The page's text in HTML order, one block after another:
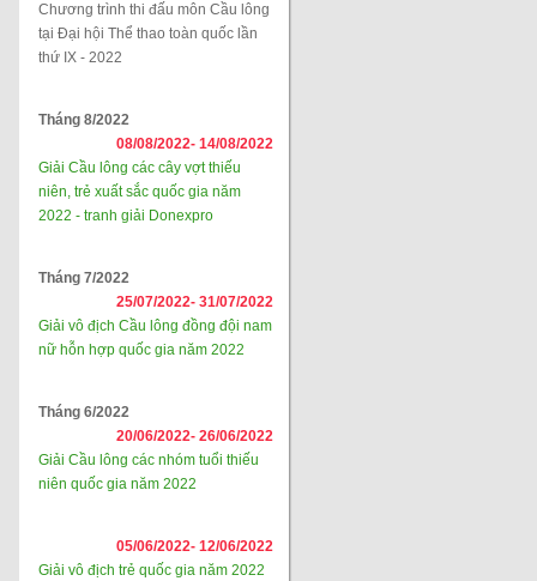
Chương trình thi đấu môn Cầu lông
tại Đại hội Thể thao toàn quốc lần
thứ IX - 2022
Tháng 8/2022
08/08/2022- 14/08/2022
Giải Cầu lông các cây vợt thiếu
niên, trẻ xuất sắc quốc gia năm
2022 - tranh giải Donexpro
Tháng 7/2022
25/07/2022- 31/07/2022
Giải vô địch Cầu lông đồng đội nam
nữ hỗn hợp quốc gia năm 2022
Tháng 6/2022
20/06/2022- 26/06/2022
Giải Cầu lông các nhóm tuổi thiếu
niên quốc gia năm 2022
05/06/2022- 12/06/2022
Giải vô địch trẻ quốc gia năm 2022